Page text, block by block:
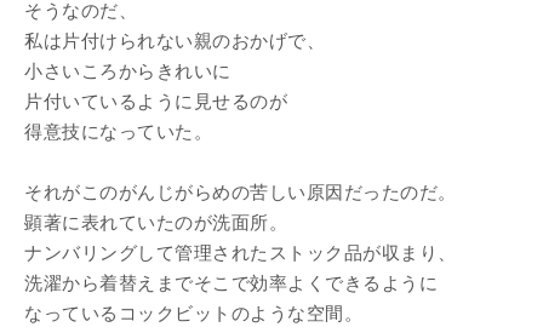
そうなのだ、
私は片付けられない親のおかげで、
小さいころからきれいに
片付いているように見せるのが
得意技になっていた。
それがこのがんじがらめの苦しい原因だったのだ。
顕著に表れていたのが洗面所。
ナンバリングして管理されたストック品が収まり、
洗濯から着替えまでそこで効率よくできるように
なっているコックビットのような空間。